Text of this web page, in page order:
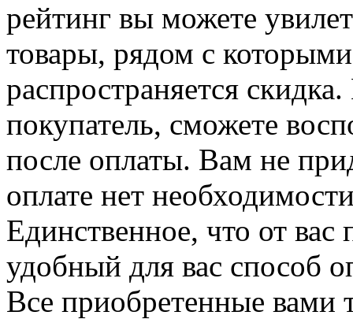
рейтинг вы можете
товары, рядом с
распространяется
покупатель, сможете
после оплаты. Вам не
оплате нет
Единственное, что от вас
удобный для вас способ
Все приобретенные вами